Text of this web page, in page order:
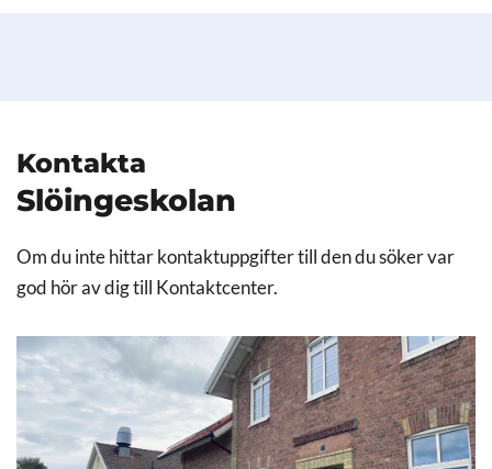
Kontakta
Slöingeskolan
Om du inte hittar kontaktuppgifter till den du söker var
god hör av dig till Kontaktcenter.